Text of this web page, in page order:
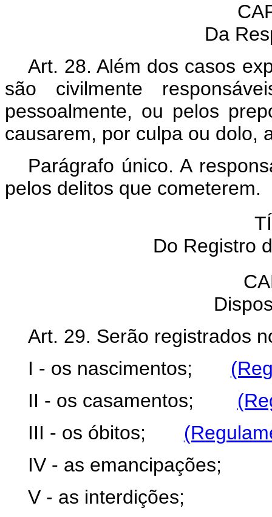
Da
Art. 28. Além dos casos
são civilmente
pessoalmente, ou pelos
causarem, por culpa ou dolo,
Parágrafo único. A
pelos delitos que cometerem.
Do Registro
Art. 29. Serão registrados
I - os nascimentos;
II - os casamentos;
III - os óbitos;
IV - as emancipações;
V - as interdições;